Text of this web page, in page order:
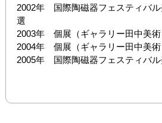
2002年　国際陶磁器フェスティバ
選
2003年　個展（ギャラリー田中美術
2004年　個展（ギャラリー田中美術
2005年　国際陶磁器フェスティバ